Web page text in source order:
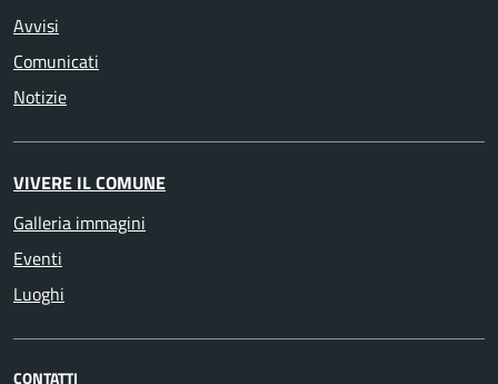
Avvisi
Comunicati
Notizie
VIVERE IL COMUNE
Galleria immagini
Eventi
Luoghi
CONTATTI